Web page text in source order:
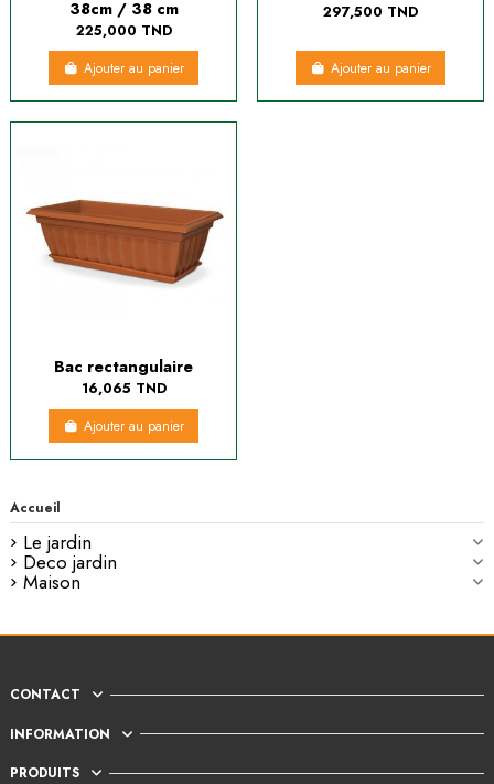
38cm / 38 cm
225,000 TND
Ajouter au panier
297,500 TND
Ajouter au panier
Bac rectangulaire
16,065 TND
Ajouter au panier
Accueil
Le jardin
Deco jardin
Maison
CONTACT
INFORMATION
PRODUITS